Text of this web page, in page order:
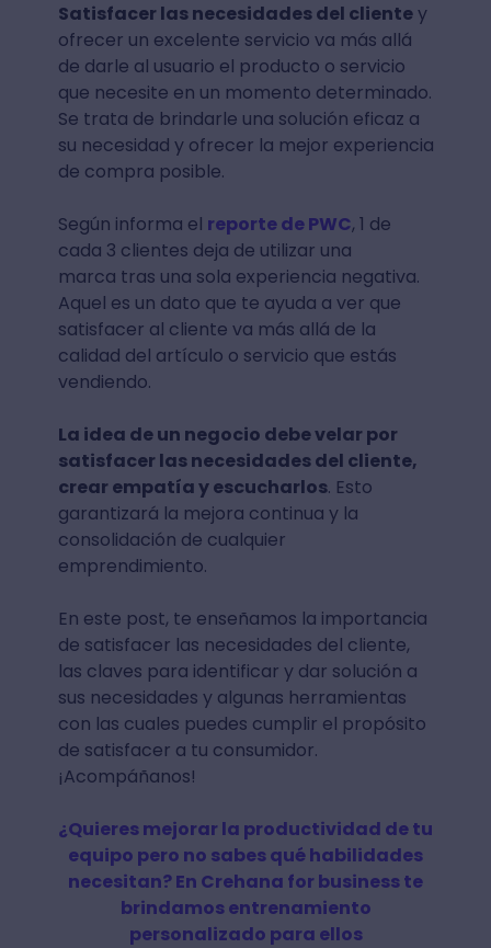
Satisfacer las necesidades del clientey
ofrecer un excelente servicio va más allá
de darle al usuario el producto o servicio
que necesite en un momento determinado.
Se trata de brindarle una solución eficaz a
su necesidad y ofrecer la mejor experiencia
de compra posible.
Según informa el reporte de PWC, 1 de
cada 3 clientes deja de utilizar una
marca tras una sola experiencia negativa.
Aquel es un dato que te ayuda a ver que
satisfacer al cliente va más allá de la
calidad del artículo o servicio que estás
vendiendo.
La idea de un negocio debe velar por
satisfacer las necesidades del cliente,
crear empatía y escucharlos. Esto
garantizará la mejora continua y la
consolidación de cualquier
emprendimiento.
En este post, te enseñamos la importancia
de satisfacer las necesidades del cliente,
las claves para identificar y dar solución a
sus necesidades y algunas herramientas
con las cuales puedes cumplir el propósito
de satisfacer a tu consumidor.
¡Acompáñanos!
¿Quieres mejorar la productividad de tu
equipo pero no sabes qué habilidades
necesitan? En Crehana for business te
brindamos entrenamiento
personalizado para ellos